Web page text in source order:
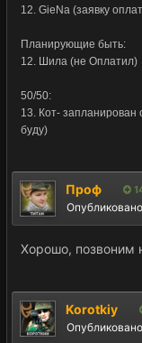
12. GieNa (заявку
Планирующие быть:
12. Шила (не Оплатил)
50/50:
13. Кот- запланирован
буду)
Проф
Опубликовано
Хорошо, позвоним
Korotkiy
Опубликовано